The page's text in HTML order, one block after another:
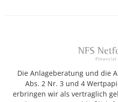
Die Anlageberatung und die
Abs. 2 Nr. 3 und 4
erbringen wir als vertraglich